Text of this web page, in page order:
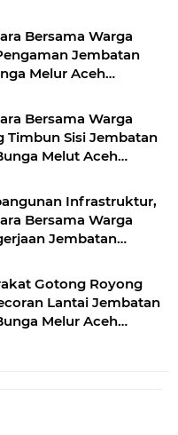
Bersama Warga
Jembatan
Melur Aceh
Bersama Warga
Timbun Sisi Jembatan
Melut Aceh
Infrastruktur,
Bersama Warga
Jembatan
Gotong Royong
Lantai Jembatan
Melur Aceh